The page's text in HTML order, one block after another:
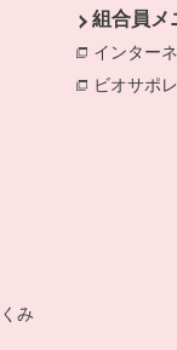
ンドウで開きます。
み
組合員メ
インター
ビオサポ